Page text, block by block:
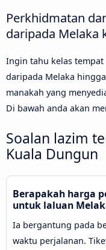
Perkhidmatan
daripada Melaka
Ingin tahu kelas
daripada Melaka
manakah yang
Di bawah anda akan
Soalan lazim
Kuala Dungun
Berapakah harga
untuk laluan
Ia bergantung pada
waktu perjalanan.